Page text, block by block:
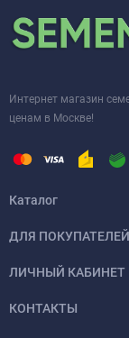
Интернет магазин
ценам в Москве!
Каталог
ДЛЯ ПОКУПАТЕЛЕЙ
ЛИЧНЫЙ КАБИНЕТ
КОНТАКТЫ